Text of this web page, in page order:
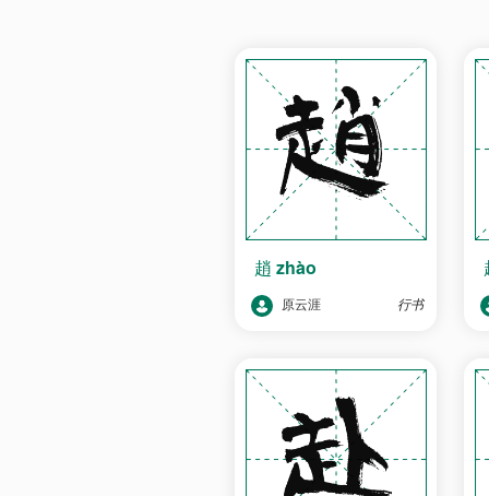
趙 zhào
原云涯 行书